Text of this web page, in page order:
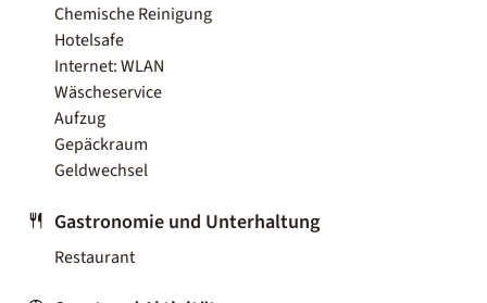
Chemische Reinigung
Hotelsafe
Internet: WLAN
Wäscheservice
Aufzug
Gepäckraum
Geldwechsel
Gastronomie und Unterhaltung
Restaurant